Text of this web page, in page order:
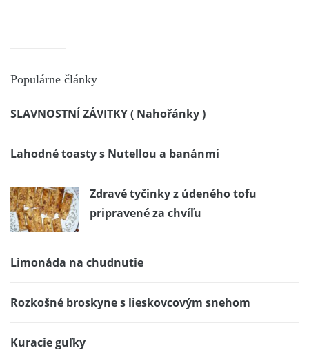
Populárne články
SLAVNOSTNÍ ZÁVITKY ( Nahořánky )
Lahodné toasty s Nutellou a banánmi
Zdravé tyčinky z údeného tofu
pripravené za chvíľu
Limonáda na chudnutie
Rozkošné broskyne s lieskovcovým snehom
Kuracie guľky